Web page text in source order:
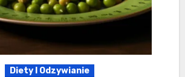
Diety I Odzywianie